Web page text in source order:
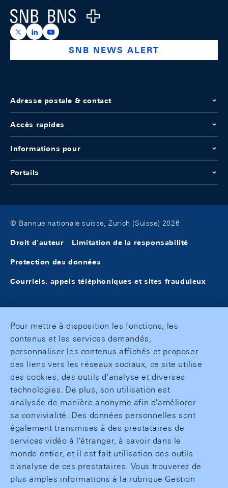
Logo
https://x.com/snb_bns
https://ch.linkedin.com/company/swiss-national-
https://www.youtube.com/@swissnationalbank
SNB NEWS ALERT
Adresse postale & contact
Accès rapides
Informations pour
Portails
© Banque nationale suisse, Zurich (Suisse) 2026
Droit d'auteur Limitation de la responsabilité
Protection des données
Courriels, appels téléphoniques et sites frauduleux
Pour mettre à disposition les fonctions, les
contenus et les services demandés,
personnaliser les contenus affichés et proposer
des liens vers les réseaux sociaux, ce site utilise
des cookies, des outils d'analyse et diverses
technologies. De plus, son utilisation est
analysée de manière anonyme afin d'améliorer
sa convivialité. Des données personnelles sont
également transmises à des prestataires de
services vidéo à l'étranger, à savoir dans le
monde entier, et il est fait utilisation des outils
d'analyse de ces prestataires. Vous trouverez de
plus amples informations à la rubrique Gestion